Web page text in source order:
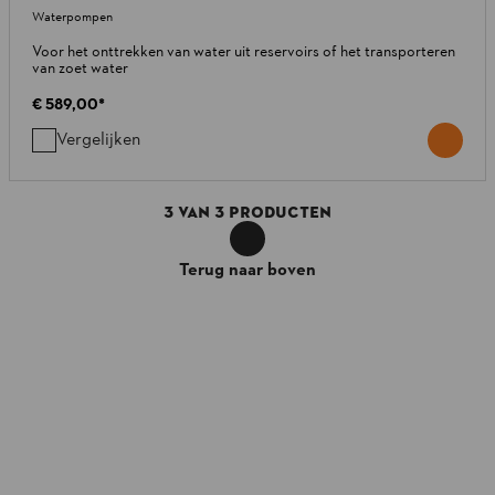
Waterpompen
Voor het onttrekken van water uit reservoirs of het transporteren
van zoet water
€ 589,00*
Vergelijken
3 VAN 3 PRODUCTEN
Terug naar boven